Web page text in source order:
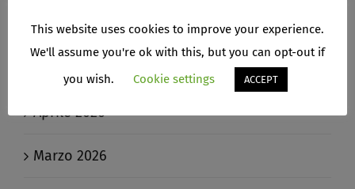
Aprile 2026
Marzo 2026
This website uses cookies to improve your experience.
We'll assume you're ok with this, but you can opt-out if
you wish.
Cookie settings ACCEPT